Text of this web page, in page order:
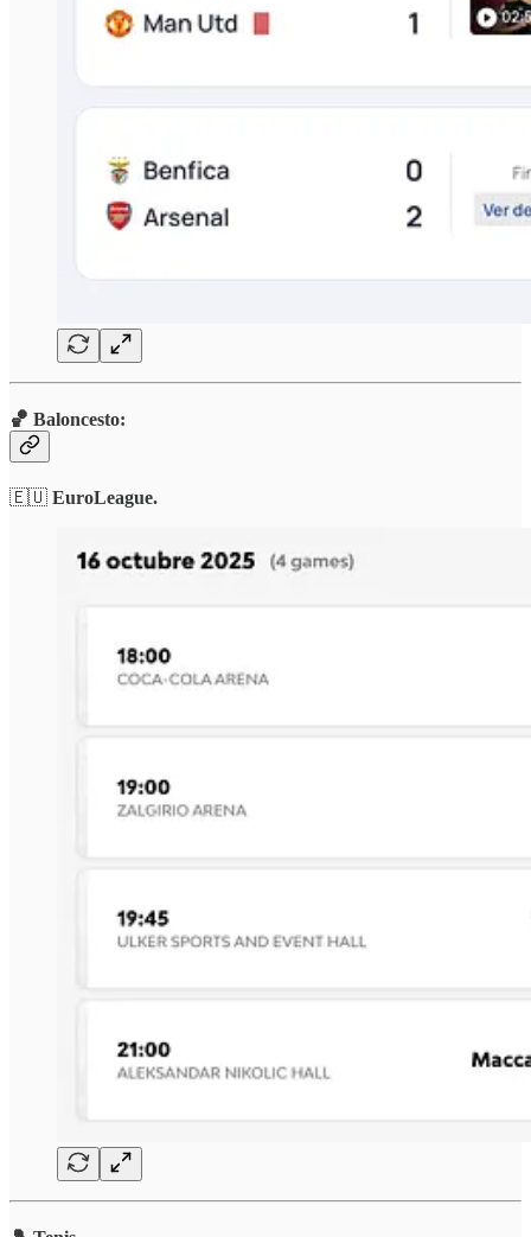
🏀 Baloncesto:
🇪🇺 EuroLeague.